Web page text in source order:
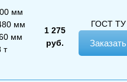
мм
мм
мм
т
1 275
руб.
ГОСТ ТУ
Заказать